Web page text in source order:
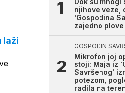
laži
Dok su mnogi
njihove veze,
'Gospodina
zajedno
GOSPODIN
Mikrofon joj
stoji: Maja iz
Savršenog'
potezom,
radila na